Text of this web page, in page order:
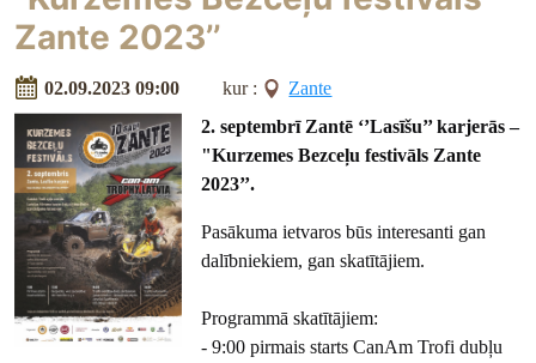
Zante 2023’’
02.09.2023 09:00 kur :
Zante
2. septembrī Zantē ‘’Lasīšu’’ karjerās –
"Kurzemes Bezceļu festivāls Zante
2023’’.
Pasākuma ietvaros būs interesanti gan
dalībniekiem, gan skatītājiem.
Programmā skatītājiem:
- 9:00 pirmais starts CanAm Trofi dubļu